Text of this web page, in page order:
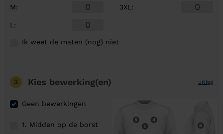
M:
L :
3XL :
Ik weet de maten (nog) niet
3 Kies bewerking(en) uitleg
Geen bewerkingen
1. Midden op de borst